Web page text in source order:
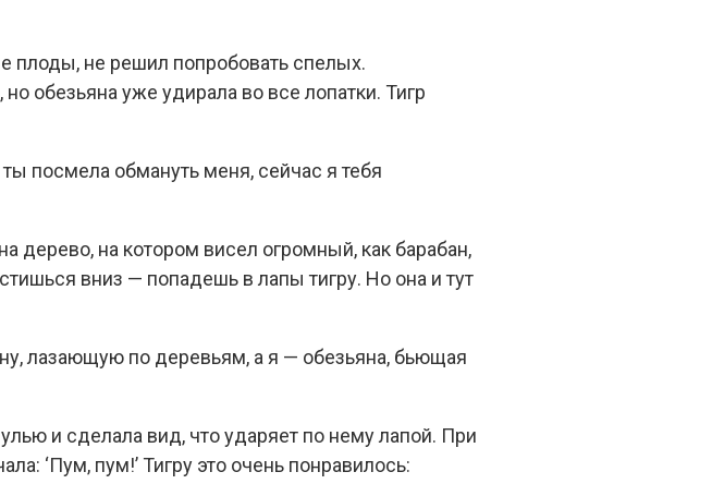
плоды, не решил попробовать спелых.
обезьяна уже удирала во все лопатки. Тигр
посмела обмануть меня, сейчас я тебя
дерево, на котором висел огромный, как барабан,
вниз — попадешь в лапы тигру. Но она и тут
лазающую по деревьям, а я — обезьяна, бьющая
и сделала вид, что ударяет по нему лапой. При
‘Пум, пум!’ Тигру это очень понравилось: